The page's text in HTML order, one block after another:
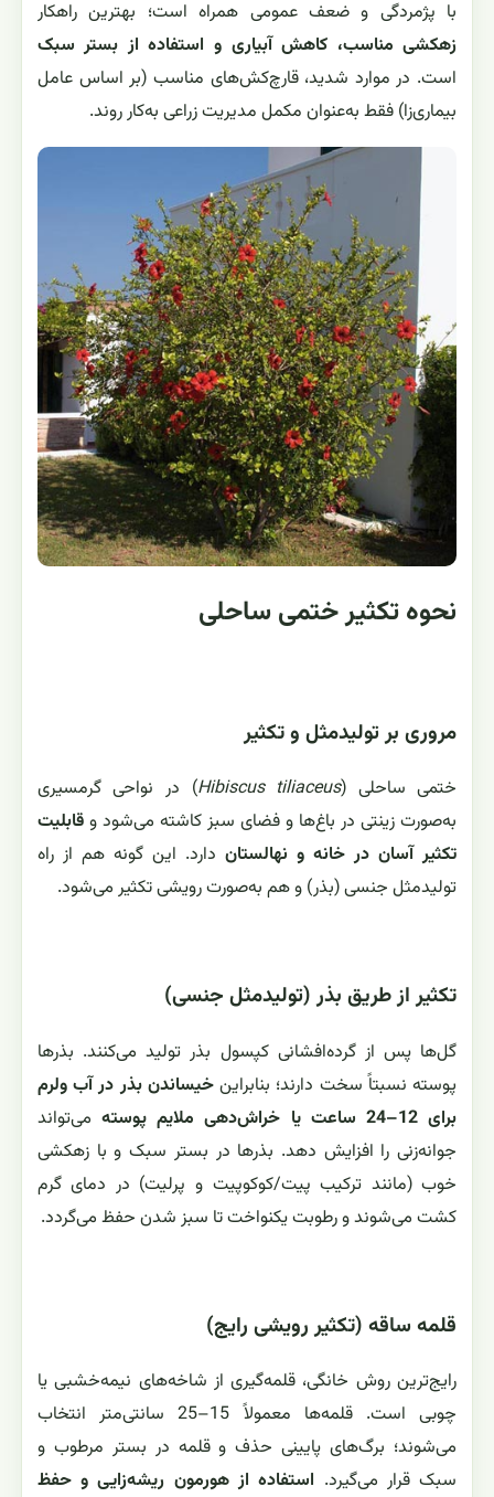
با پژمردگی و ضعف عمومی همراه است؛ بهترین راهکار
زهکشی مناسب، کاهش آبیاری و استفاده از بستر سبک
است. در موارد شدید، قارچ‌کش‌های مناسب (بر اساس عامل
بیماری‌زا) فقط به‌عنوان مکمل مدیریت زراعی به‌کار روند.
نحوه تکثیر ختمی ساحلی
مروری بر تولیدمثل و تکثیر
ختمی ساحلی (Hibiscus tiliaceus) در نواحی گرمسیری
به‌صورت زینتی در باغ‌ها و فضای سبز کاشته می‌شود وقابلیت
تکثیر آسان در خانه و نهالستاندارد. این گونه هم از راه
تولیدمثل جنسی (بذر) و هم به‌صورت رویشی تکثیر می‌شود.
تکثیر از طریق بذر (تولیدمثل جنسی)
گل‌ها پس از گرده‌افشانی کپسول بذر تولید می‌کنند. بذرها
پوسته نسبتاً سخت دارند؛ بنابراینخیساندن بذر در آب ولرم
برای 12–24 ساعت یا خراش‌دهی ملایم پوسته
می‌تواند
جوانه‌زنی را افزایش دهد. بذرها در بستر سبک و با زهکشی
خوب (مانند ترکیب پیت/کوکوپیت و پرلیت) در دمای گرم
کشت می‌شوند و رطوبت یکنواخت تا سبز شدن حفظ می‌گردد.
قلمه ساقه (تکثیر رویشی رایج)
رایج‌ترین روش خانگی، قلمه‌گیری از شاخه‌های نیمه‌خشبی یا
چوبی است. قلمه‌ها معمولاً 15–25 سانتی‌متر انتخاب
می‌شوند؛ برگ‌های پایینی حذف و قلمه در بستر مرطوب و
سبک قرار می‌گیرد. استفاده از هورمون ریشه‌زایی و حفظ